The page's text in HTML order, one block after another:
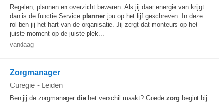
Regelen, plannen en overzicht bewaren. Als jij daar energie van krijgt
dan is de functie Service planner jou op het lijf geschreven. In deze
rol ben jij het hart van de organisatie. Jij zorgt dat monteurs op het
juiste moment op de juiste plek...
vandaag
Zorgmanager
Curegie - Leiden
Ben jij de zorgmanager die het verschil maakt? Goede zorg begint bij